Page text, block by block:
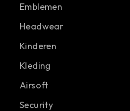
Emblemen
Headwear
Kinderen
Kleding
Airsoft
Security